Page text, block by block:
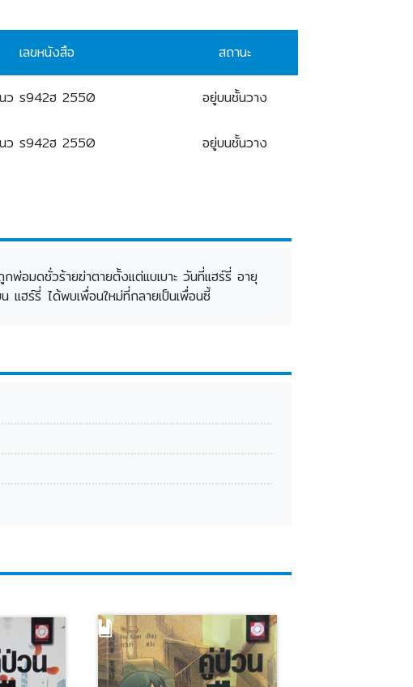
เลขหนังสือ สถานะ
นว ร942ฮ 2550 อยู่บนชั้นวาง
นว ร942ฮ 2550 อยู่บนชั้นวาง
อมดชั่วร้ายฆ่าตายตั้งแต่แบเบาะ วันที่แฮร์รี่ อายุ
แฮร์รี่ ได้พบเพื่อนใหม่ที่กลายเป็นเพื่อนซี้